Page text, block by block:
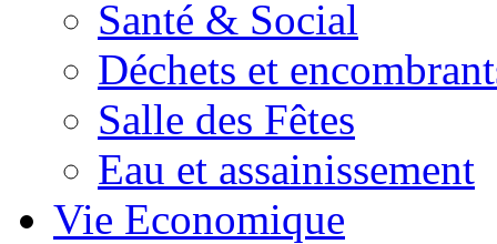
Santé & Social
Déchets et
Salle des Fêtes
Eau et assainissement
Vie Economique